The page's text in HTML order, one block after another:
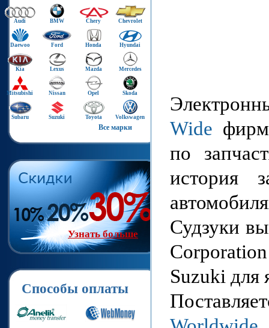
Audi BMW Chery Chevrolet
Daewoo Ford Honda Hyundai
Kia Lexus Mazda Mercedes
Mitsubishi Nissan Opel Skoda
Subaru Suzuki Toyota Volkswagen
Все марки
Узнать больше
Способы оплаты
Wide
по
история
Судзуки
Suzuki для